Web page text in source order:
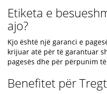
Etiketa e
ajo?
Kjo është një garanci e
krijuar atë për të garantuar
pagesës dhe për përpunim
Benefitet për